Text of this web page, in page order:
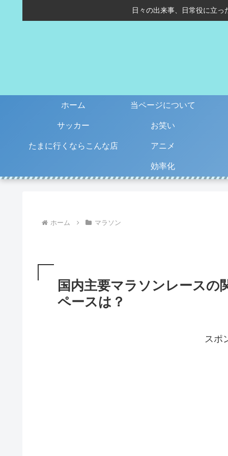
日々の出来事、日常役に立
ホーム 当ページについて
サッカー お笑い
たまに行くならこんな店 アニメ
効率化
ホーム マラソン
国内主要マラソンレースの
ペースは？
スポ